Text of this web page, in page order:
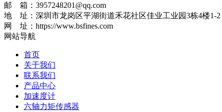
邮 箱：3957248201@qq.com
地 址：深圳市龙岗区平湖街道禾花社区佳业工业园3栋4楼1-2
网 址：https://www.bsfines.com
网站导航
首页
关于我们
联系我们
产品中心
加速度计
六轴力矩传感器